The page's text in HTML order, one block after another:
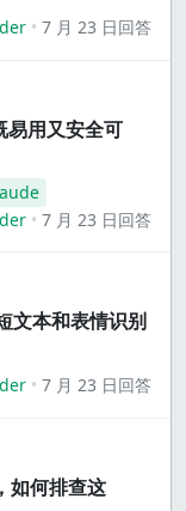
7 月 23 日回答
用又安全可
7 月 23 日回答
文本和表情识别
7 月 23 日回答
如何排查这